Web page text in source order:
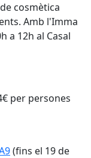
cosmètica
Amb l'Imma
a 12h al Casal
per persones
(fins el 19 de